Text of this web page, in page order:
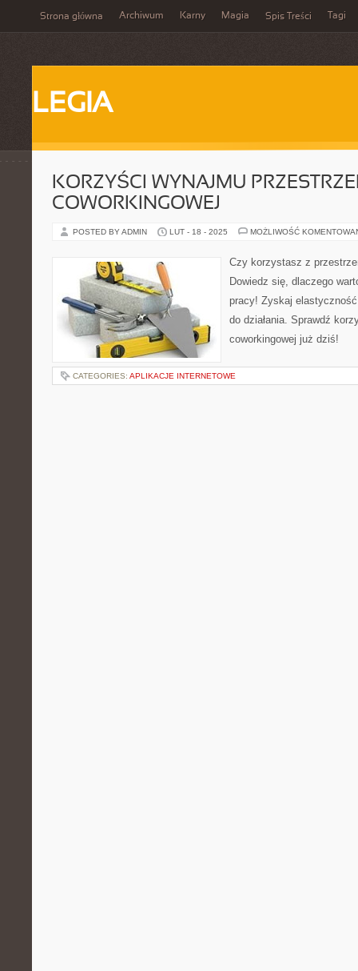
Strona główna Archiwum Karny Magia Spis Treści Tagi
LEGIA
KORZYŚCI WYNAJMU
COWORKINGOWEJ
POSTED BY ADMIN LUT - 18 - 2025 MOŻLIWOŚĆ
Czy korzystasz z
Dowiedz się, dlaczego
pracy! Zyskaj
do działania. Sprawdź
coworkingowej już dziś!
CATEGORIES: APLIKACJE INTERNETOWE